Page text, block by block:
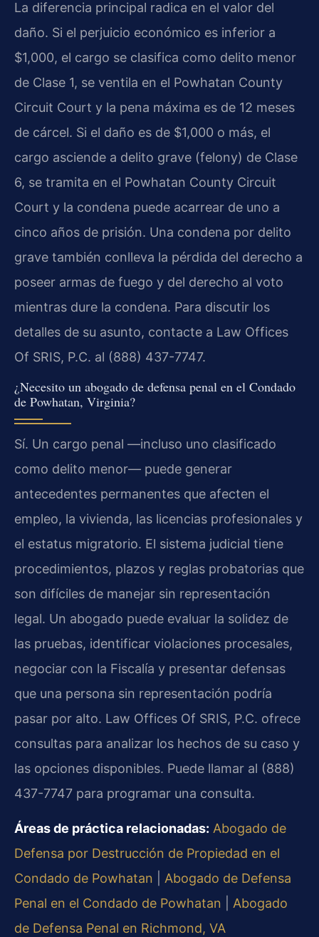
La diferencia principal radica en el valor del
daño. Si el perjuicio económico es inferior a
$1,000, el cargo se clasifica como delito menor
de Clase 1, se ventila en el Powhatan County
Circuit Court y la pena máxima es de 12 meses
de cárcel. Si el daño es de $1,000 o más, el
cargo asciende a delito grave (felony) de Clase
6, se tramita en el Powhatan County Circuit
Court y la condena puede acarrear de uno a
cinco años de prisión. Una condena por delito
grave también conlleva la pérdida del derecho a
poseer armas de fuego y del derecho al voto
mientras dure la condena. Para discutir los
detalles de su asunto, contacte a Law Offices
Of SRIS, P.C. al (888) 437-7747.
¿Necesito un abogado de defensa penal en el Condado
de Powhatan, Virginia?
Sí. Un cargo penal —incluso uno clasificado
como delito menor— puede generar
antecedentes permanentes que afecten el
empleo, la vivienda, las licencias profesionales y
el estatus migratorio. El sistema judicial tiene
procedimientos, plazos y reglas probatorias que
son difíciles de manejar sin representación
legal. Un abogado puede evaluar la solidez de
las pruebas, identificar violaciones procesales,
negociar con la Fiscalía y presentar defensas
que una persona sin representación podría
pasar por alto. Law Offices Of SRIS, P.C. ofrece
consultas para analizar los hechos de su caso y
las opciones disponibles. Puede llamar al (888)
437-7747 para programar una consulta.
Áreas de práctica relacionadas: Abogado de
Defensa por Destrucción de Propiedad en el
Condado de Powhatan
Abogado de Defensa
Penal en el Condado de Powhatan
Abogado
de Defensa Penal en Richmond, VA